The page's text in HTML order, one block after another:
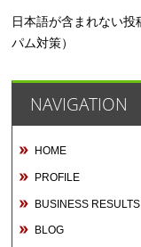
日本語が含まれない
パム対策）
NAVIGATION
HOME
PROFILE
BUSINESS RESULTS
BLOG